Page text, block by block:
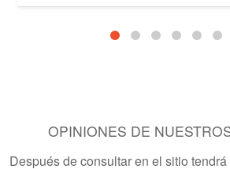
OPINIONES DE
Después de consultar en el sitio